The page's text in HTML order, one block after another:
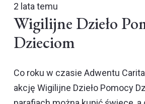
2 lata temu
Wigilijne Dzieło
Dzieciom
Co roku w czasie Adwentu
akcję Wigilijne Dzieło Pomocy